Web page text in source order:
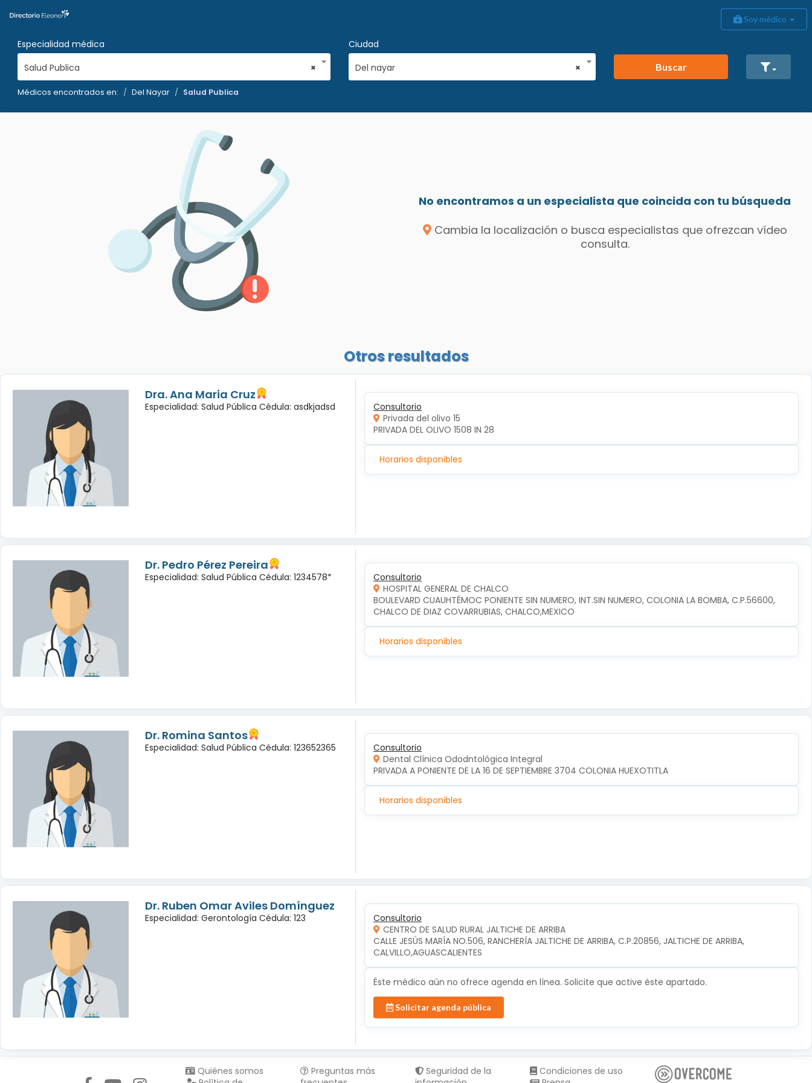
Soy médico
Especialidad médica
×
Salud Publica
Ciudad
×
Del nayar Buscar
Médicos encontrados en: Del Nayar Salud Publica
No encontramos a un especialista que coincida con tu búsqueda
Cambia la localización o busca especialistas que ofrezcan vídeo
consulta.
Otros resultados
Dra. Ana Maria Cruz
Especialidad: Salud Pública Cédula: asdkjadsd
Consultorio
Privada del olivo 15
PRIVADA DEL OLIVO 1508 IN 28
Horarios disponibles
Dr. Pedro Pérez Pereira
Especialidad: Salud Pública Cédula: 1234578*
Consultorio
HOSPITAL GENERAL DE CHALCO
BOULEVARD CUAUHTÉMOC PONIENTE SIN NUMERO, INT.SIN NUMERO, COLONIA LA BOMBA, C.P.56600,
CHALCO DE DIAZ COVARRUBIAS, CHALCO,MEXICO
Horarios disponibles
Dr. Romina Santos
Especialidad: Salud Pública Cédula: 123652365
Consultorio
Dental Clínica Ododntológica Integral
PRIVADA A PONIENTE DE LA 16 DE SEPTIEMBRE 3704 COLONIA HUEXOTITLA
Horarios disponibles
Dr. Ruben Omar Aviles Domínguez
Especialidad: Gerontología Cédula: 123
Consultorio
CENTRO DE SALUD RURAL JALTICHE DE ARRIBA
CALLE JESÚS MARÍA NO.506, RANCHERÍA JALTICHE DE ARRIBA, C.P.20856, JALTICHE DE ARRIBA,
CALVILLO,AGUASCALIENTES
Éste médico aún no ofrece agenda en línea. Solicite que active éste apartado.
Solicitar agenda pública
Quiénes somos
Preguntas más
Seguridad de la
Condiciones de uso